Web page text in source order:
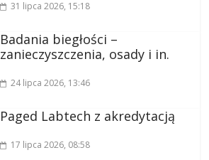
31 lipca 2026, 15:18
Badania biegłości –
zanieczyszczenia, osady i in.
24 lipca 2026, 13:46
Paged Labtech z akredytacją
17 lipca 2026, 08:58